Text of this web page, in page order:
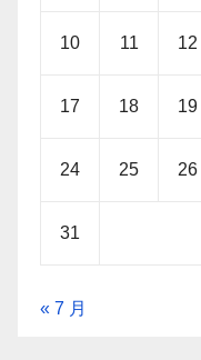
10 11 12
17 18 19
24 25 26
31
« 7 月